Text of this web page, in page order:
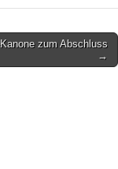
zum Abschluss
→